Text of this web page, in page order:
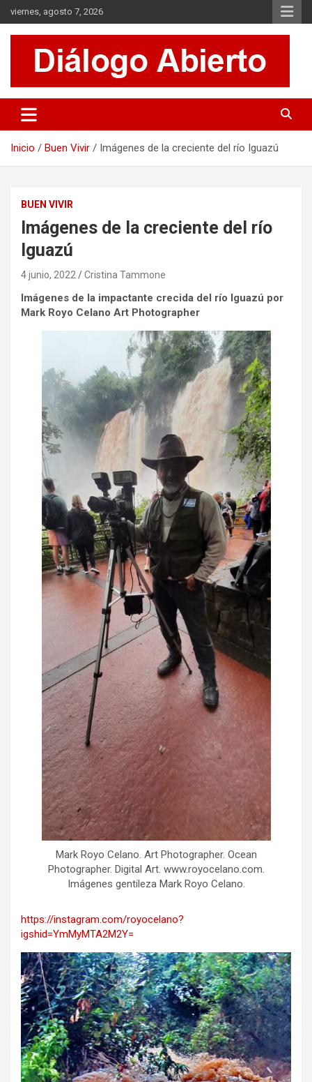
Saltar
al
contenido
viernes, agosto 7, 2026
Diálogo Abierto
Se tratan diversos temas de actualidad buscando hacer un
aporte a la sociedad, brindando información relevante de lo que
Inicio Buen Vivir Imágenes de la creciente del río Iguazú
BUEN VIVIR
Imágenes de la creciente del río
Iguazú
4 junio, 2022 Cristina Tammone
Imágenes de la impactante crecida del río Iguazú por
Mark Royo Celano Art Photographer
Mark Royo Celano. Art Photographer. Ocean
Photographer. Digital Art. www.royocelano.com.
Imágenes gentileza Mark Royo Celano.
https://instagram.com/royocelano?
igshid=YmMyMTA2M2Y=